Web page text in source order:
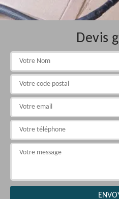
Devis